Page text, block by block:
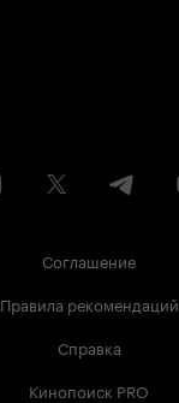
Соглашение
Правила рекомендаций
Справка
Кинопоиск PRO